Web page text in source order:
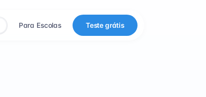
Para Escolas Teste grátis